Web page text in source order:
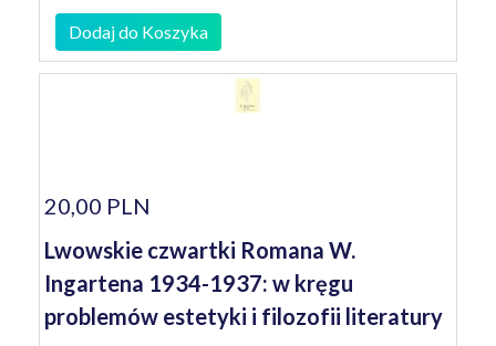
Dodaj do Koszyka
20,00 PLN
Lwowskie czwartki Romana W.
Ingartena 1934-1937: w kręgu
problemów estetyki i filozofii literatury